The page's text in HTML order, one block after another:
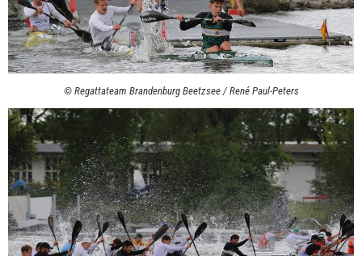
© Regattateam Brandenburg Beetzsee / René Paul-Peters